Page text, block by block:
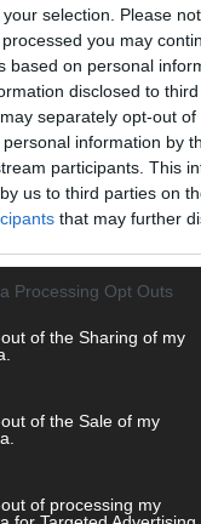
selection. Please
you may
based on personal
disclosed to
separately opt-out
information by
participants. This
us to third parties on
that may further
Processing Opt Outs
of the Sharing of my
of the Sale of my
of processing my